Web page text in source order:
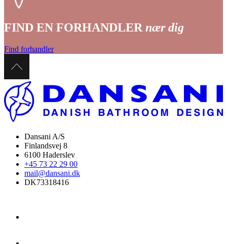
FIND EN FORHANDLER nær dig
Find forhandler
Dansani A/S
Finlandsvej 8
6100 Haderslev
+45 73 22 29 00
mail@dansani.dk
DK73318416